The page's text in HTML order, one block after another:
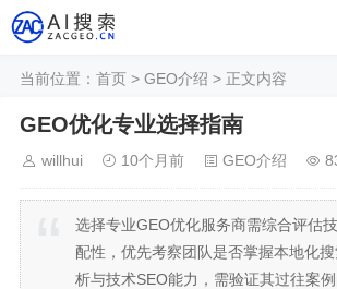
当前位置： 首页 > GEO介绍 > 正文内容
GEO优化专业选择指南
willhui 10个月前 GEO介绍
选择专业GEO优化服务商需综合评估
配性，优先考察团队是否掌握本地化
析与技术SEO能力，需验证其过往案